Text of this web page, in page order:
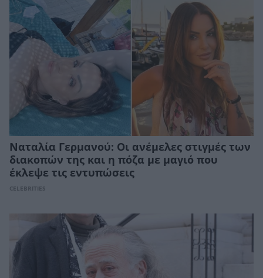
Ναταλία Γερμανού: Οι ανέμελες στιγμές των
διακοπών της και η πόζα με μαγιό που
έκλεψε τις εντυπώσεις
CELEBRITIES